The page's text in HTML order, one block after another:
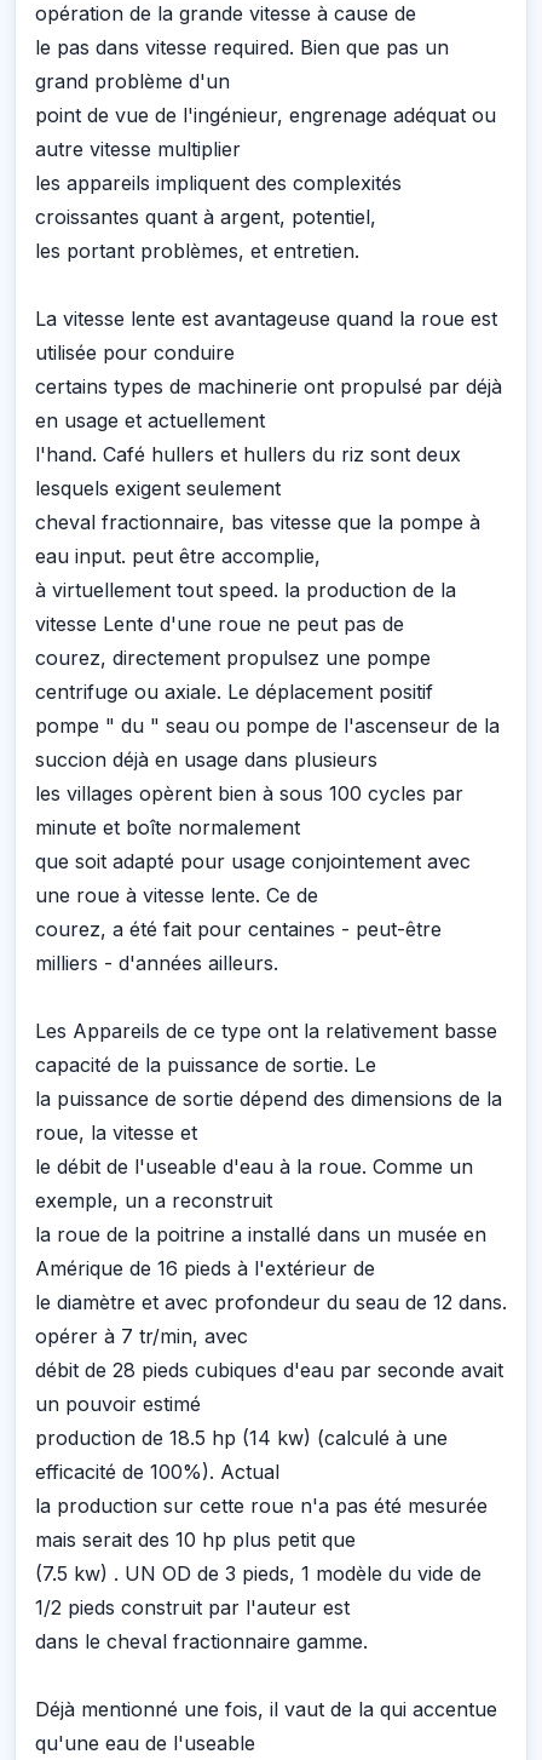
opération de la grande vitesse à cause de
le pas dans vitesse required. Bien que pas un
grand problème d'un
point de vue de l'ingénieur, engrenage adéquat ou
autre vitesse multiplier
les appareils impliquent des complexités
croissantes quant à argent, potentiel,
les portant problèmes, et entretien.
La vitesse lente est avantageuse quand la roue est
utilisée pour conduire
certains types de machinerie ont propulsé par déjà
en usage et actuellement
l'hand. Café hullers et hullers du riz sont deux
lesquels exigent seulement
cheval fractionnaire, bas vitesse que la pompe à
eau input. peut être accomplie,
à virtuellement tout speed. la production de la
vitesse Lente d'une roue ne peut pas de
courez, directement propulsez une pompe
centrifuge ou axiale. Le déplacement positif
pompe " du " seau ou pompe de l'ascenseur de la
succion déjà en usage dans plusieurs
les villages opèrent bien à sous 100 cycles par
minute et boîte normalement
que soit adapté pour usage conjointement avec
une roue à vitesse lente. Ce de
courez, a été fait pour centaines - peut-être
milliers - d'années ailleurs.
Les Appareils de ce type ont la relativement basse
capacité de la puissance de sortie. Le
la puissance de sortie dépend des dimensions de la
roue, la vitesse et
le débit de l'useable d'eau à la roue. Comme un
exemple, un a reconstruit
la roue de la poitrine a installé dans un musée en
Amérique de 16 pieds à l'extérieur de
le diamètre et avec profondeur du seau de 12 dans.
opérer à 7 tr/min, avec
débit de 28 pieds cubiques d'eau par seconde avait
un pouvoir estimé
production de 18.5 hp (14 kw) (calculé à une
efficacité de 100%). Actual
la production sur cette roue n'a pas été mesurée
mais serait des 10 hp plus petit que
(7.5 kw) . UN OD de 3 pieds, 1 modèle du vide de
1/2 pieds construit par l'auteur est
dans le cheval fractionnaire gamme.
Déjà mentionné une fois, il vaut de la qui accentue
qu'une eau de l'useable